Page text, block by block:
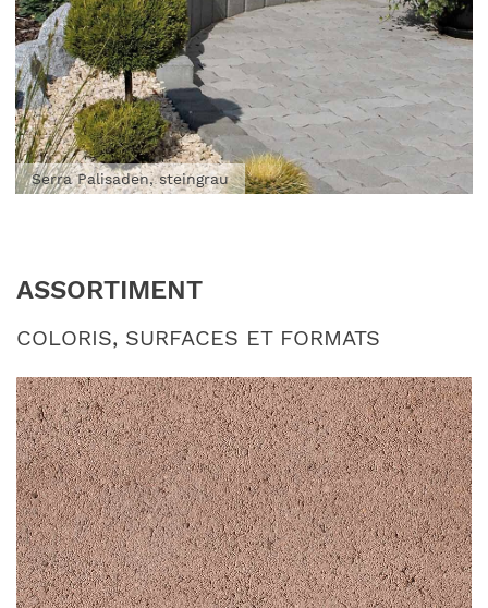
Serra Palisaden, steingrau
ASSORTIMENT
COLORIS, SURFACES ET FORMATS